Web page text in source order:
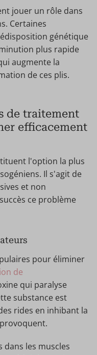
jouer un rôle dans
Certaines
génétique
plus rapide
augmente la
de ces plis.
de traitement
efficacement
l'option la plus
Il s'agit de
et non
ce problème
pour éliminer
de
qui paralyse
substance est
rides en inhibant la
les muscles